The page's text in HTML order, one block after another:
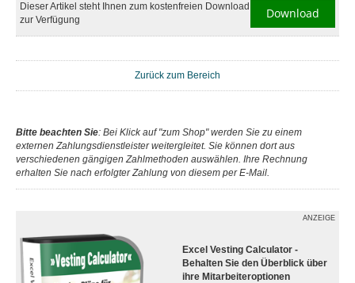
Dieser Artikel steht Ihnen zum kostenfreien Download
zur Verfügung
Download
Zurück zum Bereich
Bitte beachten Sie: Bei Klick auf "zum Shop" werden Sie zu einem
externen Zahlungsdienstleister weitergleitet. Sie können dort aus
verschiedenen gängigen Zahlmethoden auswählen. Ihre Rechnung
erhalten Sie nach erfolgter Zahlung von diesem per E-Mail.
ANZEIGE
Excel Vesting Calculator -
Behalten Sie den Überblick über
ihre Mitarbeiteroptionen